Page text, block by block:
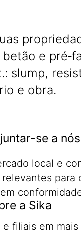
e
slump,
e obra.
se a nós
local e
a Sika
filiais em